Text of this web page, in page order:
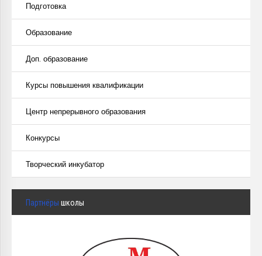
Подготовка
Образование
Доп. образование
Курсы повышения квалификации
Центр непрерывного образования
Конкурсы
Творческий инкубатор
Партнёры школы